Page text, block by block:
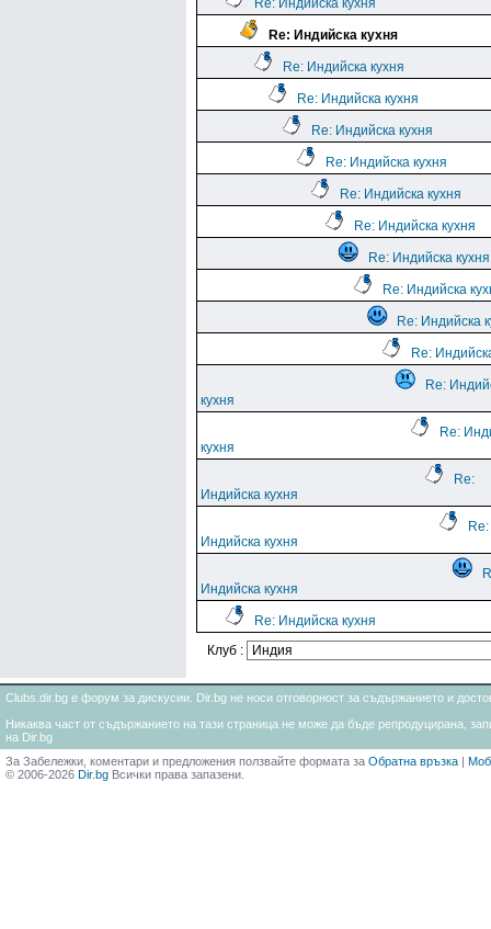
Re: Индийска кухня
Re: Индийска кухня
Re: Индийска кухня
Re: Индийска кухня
Re: Индийска кухня
Re: Индийска кухня
Re: Индийска кухня
Re: Индийска кухня
Re: Индийска кухня
Re: Индийска
Re: Индийска
Re:
Re:
кухня
Re:
кухня
Re:
Индийска кухня
Re:
Индийска кухня
Индийска кухня
Re: Индийска кухня
Клуб :
Clubs.dir.bg е форум за дискусии. Dir.bg не носи отговорност за съдържанието и
Никаква част от съдържанието на тази страница не може да бъде репродуцирана,
на Dir.bg
За Забележки, коментари и предложения ползвайте формата за Обратна връзка |
© 2006-2026 Dir.bg Всички права запазени.